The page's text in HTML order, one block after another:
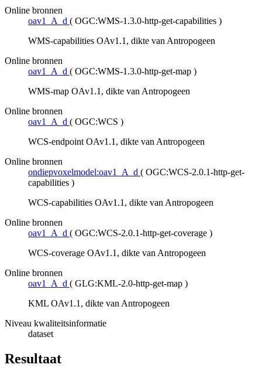
Online bronnen
oav1_A_d ( OGC:WMS-1.3.0-http-get-capabilities )
WMS-capabilities OAv1.1, dikte van Antropogeen
Online bronnen
oav1_A_d ( OGC:WMS-1.3.0-http-get-map )
WMS-map OAv1.1, dikte van Antropogeen
Online bronnen
oav1_A_d ( OGC:WCS )
WCS-endpoint OAv1.1, dikte van Antropogeen
Online bronnen
ondiepvoxelmodel:oav1_A_d ( OGC:WCS-2.0.1-http-get-
capabilities )
WCS-capabilities OAv1.1, dikte van Antropogeen
Online bronnen
oav1_A_d ( OGC:WCS-2.0.1-http-get-coverage )
WCS-coverage OAv1.1, dikte van Antropogeen
Online bronnen
oav1_A_d ( GLG:KML-2.0-http-get-map )
KML OAv1.1, dikte van Antropogeen
Niveau kwaliteitsinformatie
dataset
Resultaat